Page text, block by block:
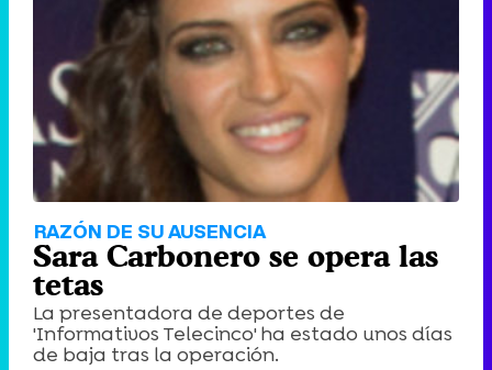
RAZÓN DE SU AUSENCIA
Sara Carbonero se opera las
tetas
La presentadora de deportes de
'Informativos Telecinco' ha estado unos días
de baja tras la operación.